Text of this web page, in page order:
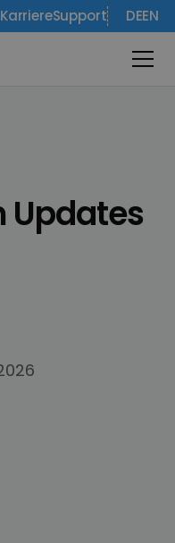
KarriereSupport DEEN